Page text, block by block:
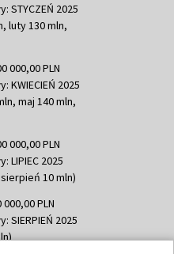
STYCZEŃ 2025
luty 130 mln,
000,00 PLN
KWIECIEŃ 2025
maj 140 mln,
000,00 PLN
LIPIEC 2025
10 mln)
PLN
SIERPIEŃ 2025